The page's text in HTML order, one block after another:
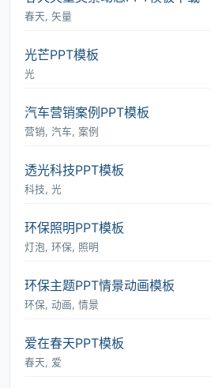
春天, 矢量
光芒PPT模板
光
汽车营销案例PPT模板
营销, 汽车, 案例
透光科技PPT模板
科技, 光
环保照明PPT模板
灯泡, 环保, 照明
环保主题PPT情景动画模板
环保, 动画, 情景
爱在春天PPT模板
春天, 爱